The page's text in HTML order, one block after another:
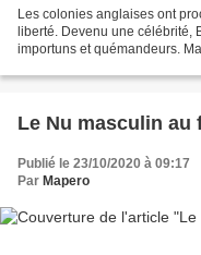
Les colonies anglaises ont
liberté. Devenu une célébrité,
importuns et quémandeurs.
Le Nu masculin au
Publié le 23/10/2020 à 09:17
Par Mapero